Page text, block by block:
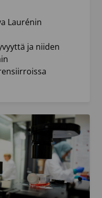
Laurénin
ja niiden